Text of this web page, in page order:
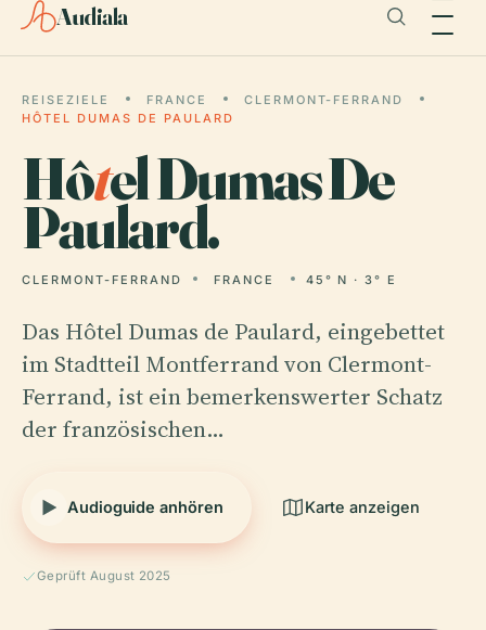
Audiala
REISEZIELE FRANCE
CLERMONT-FERRAND
HÔTEL DUMAS DE PAULARD
Hôtel Dumas De
Paulard.
CLERMONT-FERRAND FRANCE 45° N · 3° E
Das Hôtel Dumas de Paulard, eingebettet
im Stadtteil Montferrand von Clermont-
Ferrand, ist ein bemerkenswerter Schatz
der französischen…
Audioguide anhören Karte anzeigen
Geprüft August 2025